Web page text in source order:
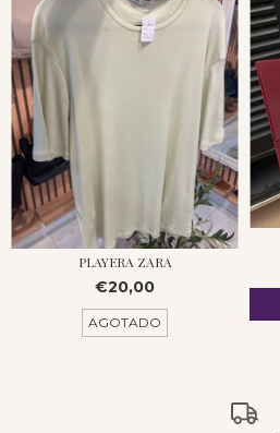
PLAYERA ZARA
€20,00
AGOTADO